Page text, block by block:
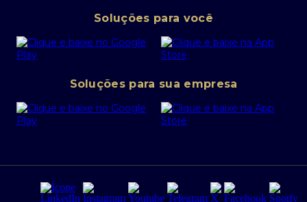
Canal de denúncias
Política de Segurança Cibernética
Portal da Privacidade
PRSAC
Regras e Parâmetros de Atuação Banco Safra
Segurança da Informação
Abra sua conta PJ
SafraPay
Cartão Safra Empresas
Empréstimo e financiamentos PJ
Derivativos
Agronegócios
Soluções para você
Soluções para sua empresa